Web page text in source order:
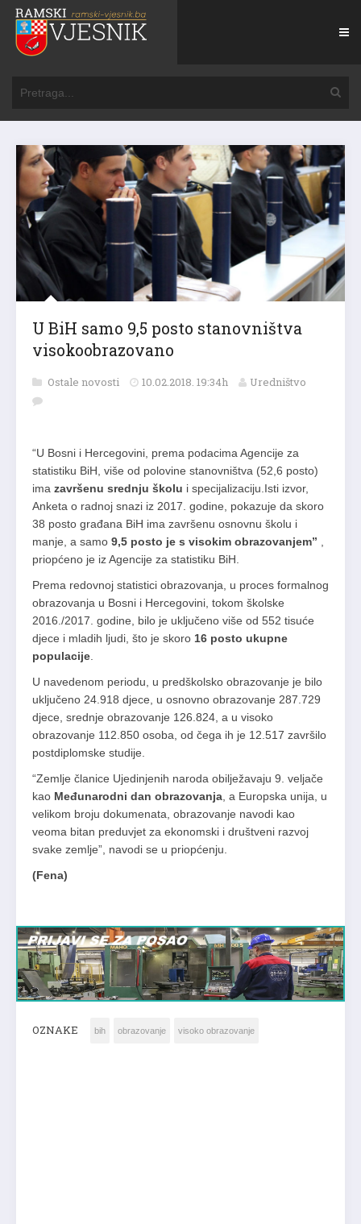
U BiH samo 9,5 posto stanovništva
visokoobrazovano
Ostale novosti 10.02.2018. 19:34h Uredništvo
“U Bosni i Hercegovini, prema podacima Agencije za
statistiku BiH, više od polovine stanovništva (52,6 posto)
ima završenu srednju školu i specijalizaciju.Isti izvor,
Anketa o radnoj snazi iz 2017. godine, pokazuje da skoro
38 posto građana BiH ima završenu osnovnu školu i
manje, a samo 9,5 posto je s visokim obrazovanjem”
priopćeno je iz Agencije za statistiku BiH.
Prema redovnoj statistici obrazovanja, u proces formalnog
obrazovanja u Bosni i Hercegovini, tokom školske
2016./2017. godine, bilo je uključeno više od 552 tisuće
djece i mladih ljudi, što je skoro 16 posto ukupne
populacije
U navedenom periodu, u predškolsko obrazovanje je bilo
uključeno 24.918 djece, u osnovno obrazovanje 287.729
djece, srednje obrazovanje 126.824, a u visoko
obrazovanje 112.850 osoba, od čega ih je 12.517 završilo
postdiplomske studije.
“Zemlje članice Ujedinjenih naroda obilježavaju 9. veljače
kao Međunarodni dan obrazovanja , a Europska unija, u
velikom broju dokumenata, obrazovanje navodi kao
veoma bitan preduvjet za ekonomski i društveni razvoj
svake zemlje”, navodi se u priopćenju.
(Fena)
OZNAKE bih obrazovanje visoko obrazovanje